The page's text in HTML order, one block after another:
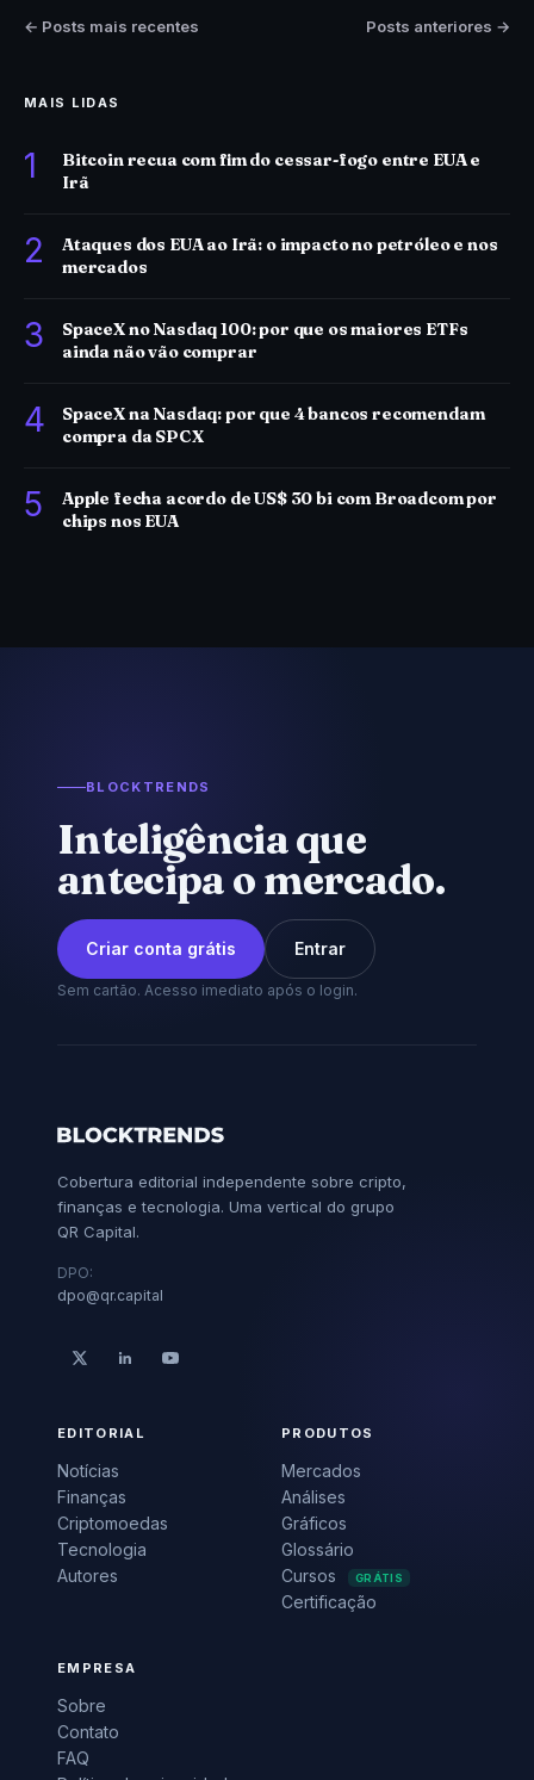
← Posts mais recentes Posts anteriores →
MAIS LIDAS
1
Bitcoin recua com fim do cessar-fogo entre EUA e
Irã
2
Ataques dos EUA ao Irã: o impacto no petróleo e nos
mercados
3
SpaceX no Nasdaq 100: por que os maiores ETFs
ainda não vão comprar
4
SpaceX na Nasdaq: por que 4 bancos recomendam
compra da SPCX
5
Apple fecha acordo de US$ 30 bi com Broadcom por
chips nos EUA
BLOCKTRENDS
Inteligência que
antecipa o mercado.
Criar conta grátis Entrar
Sem cartão. Acesso imediato após o login.
Cobertura editorial independente sobre cripto,
finanças e tecnologia. Uma vertical do grupo
QR Capital.
DPO:
dpo@qr.capital
EDITORIAL
Notícias
Finanças
Criptomoedas
Tecnologia
Autores
PRODUTOS
Mercados
Análises
Gráficos
Glossário
Cursos
GRÁTIS
Certificação
EMPRESA
Sobre
Contato
FAQ